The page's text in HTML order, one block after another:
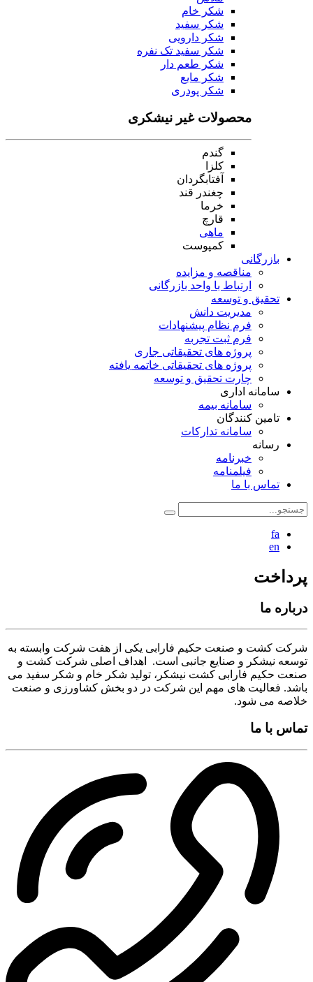
شکر خام
شکر سفید
شکر دارویی
شکر سفید تک نفره
شکر طعم دار
شکر مایع
شکر پودری
محصولات غیر نیشکری
گندم
کلزا
آفتابگردان
چغندر قند
خرما
قارچ
ماهی
کمپوست
بازرگانی
مناقصه و مزایده
ارتباط با واحد بازرگانی
تحقیق و توسعه
مدیریت دانش
فرم نظام پیشنهادات
فرم ثبت تجربه
پروژه های تحقیقاتی جاری
پروژه های تحقیقاتی خاتمه یافته
چارت تحقیق و توسعه
سامانه اداری
سامانه بیمه
تامین کنندگان
سامانه تدارکات
رسانه
خبرنامه
فیلمنامه
تماس با ما
fa
en
پرداخت
درباره ما
شرکت کشت و صنعت حکیم فارابی یکی از هفت شرکت وابسته به
توسعه نیشکر و صنایع جانبی است. اهداف اصلی شرکت کشت و
صنعت حکیم فارابی کشت نیشکر، تولید شکر خام و شکر سفید می
باشد. فعالیت های مهم این شرکت در دو بخش کشاورزی و صنعت
خلاصه می شود.
تماس با ما